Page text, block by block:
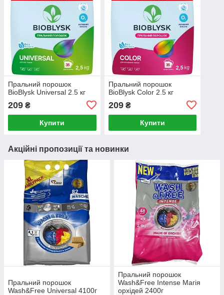
Пральний порошок
BioBlysk Universal 2.5 кг
209 ₴
Купити
Пральний порошок
BioBlysk Color 2.5 кг
209₴
Купити
Акційні пропозиції та новинки
Пральний порошок
Wash&Free Universal 4100г
Пральний порошок
Wash&Free Intense Магія
орхідей 2400г